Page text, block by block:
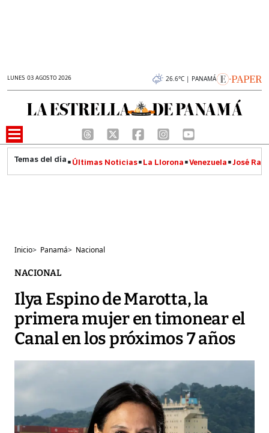
LUNES 03 AGOSTO 2026 26.6°C | PANAMÁ
Últimas Noticias La Llorona Venezuela José
Inicio> Panamá> Nacional
NACIONAL
Ilya Espino de Marotta, la
primera mujer en timonear el
Canal en los próximos 7 años